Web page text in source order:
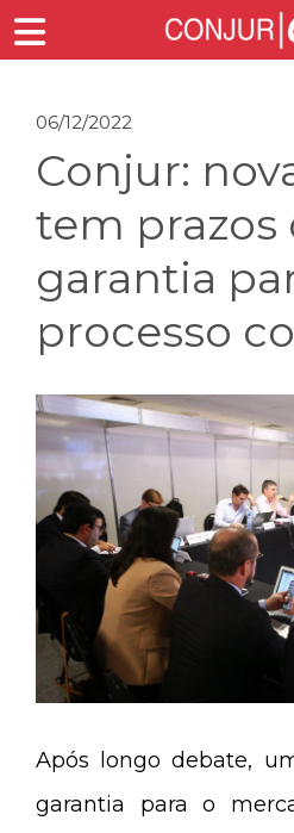
06/12/2022
Conjur:
tem prazos
garantia
processo
Após longo debate,
garantia para o